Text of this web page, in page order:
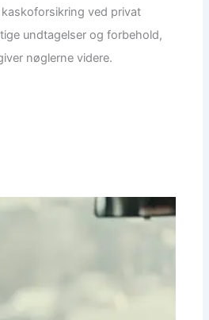
ved privat
undtagelser og forbehold,
nøglerne videre.